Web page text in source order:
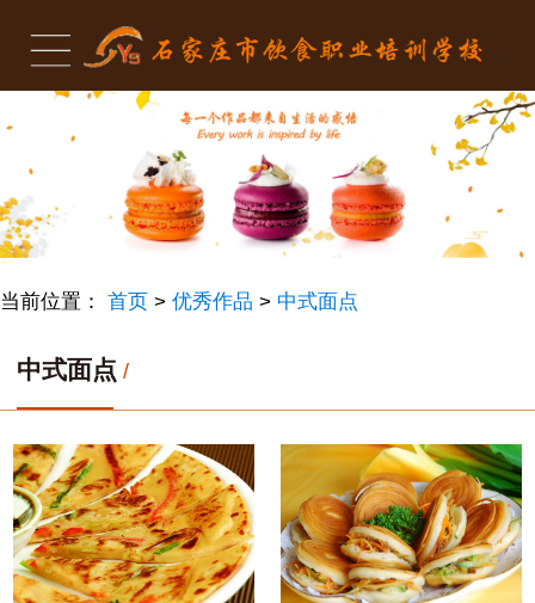
当前位置： 首页 > 优秀作品 > 中式面点
中式面点 /